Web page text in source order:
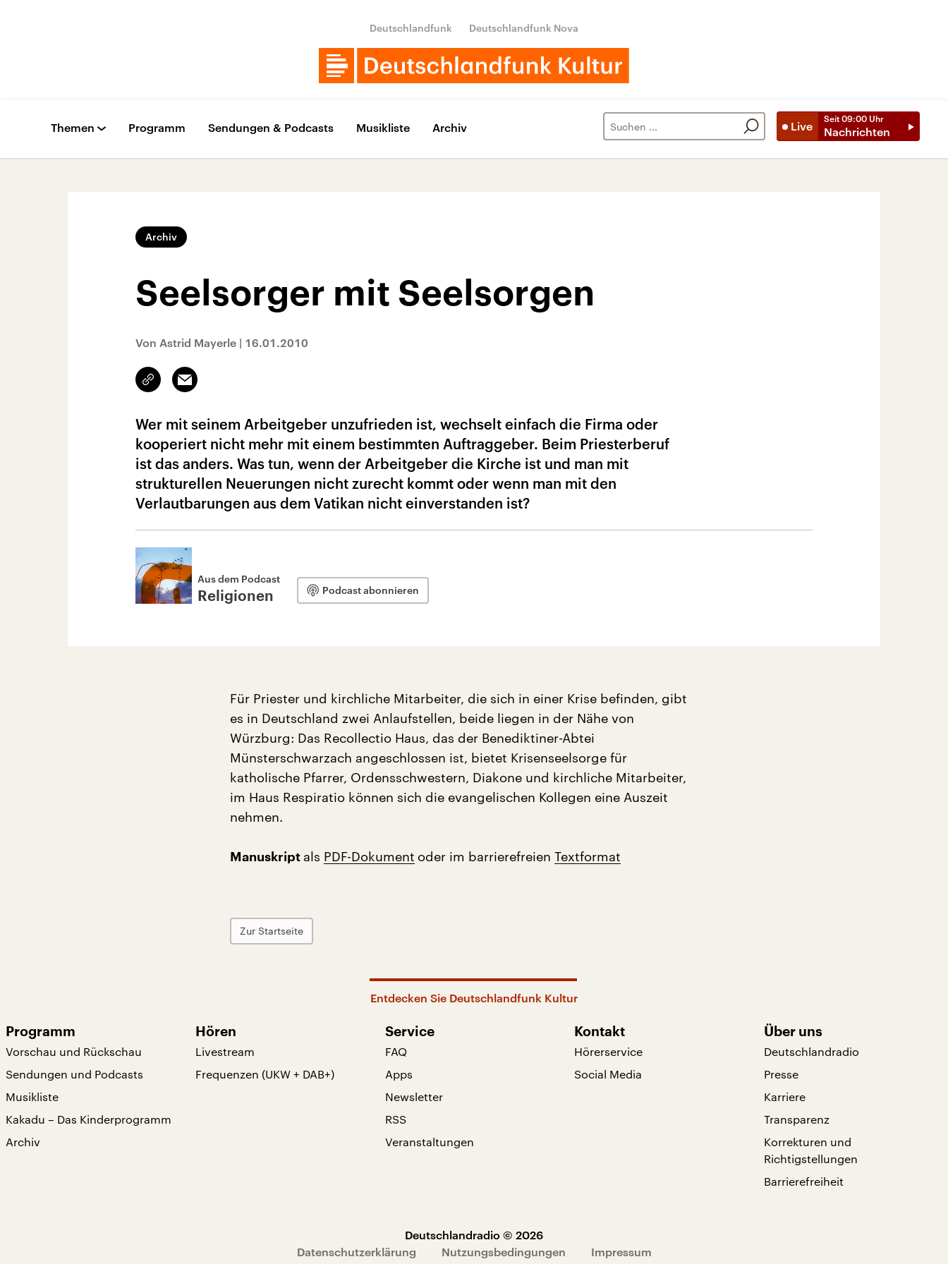
Deutschlandfunk Deutschlandfunk Nova
Live
Seit 09:00 Uhr
Nachrichten
Themen Programm Sendungen & Podcasts Musikliste Archiv
Archiv
Seelsorger mit Seelsorgen
Von Astrid Mayerle | 16.01.2010
Link
kopieren/teilen
Email
Wer mit seinem Arbeitgeber unzufrieden ist, wechselt einfach die Firma oder
kooperiert nicht mehr mit einem bestimmten Auftraggeber. Beim Priesterberuf
ist das anders. Was tun, wenn der Arbeitgeber die Kirche ist und man mit
strukturellen Neuerungen nicht zurecht kommt oder wenn man mit den
Verlautbarungen aus dem Vatikan nicht einverstanden ist?
Aus dem Podcast
Religionen Podcast abonnieren
Für Priester und kirchliche Mitarbeiter, die sich in einer Krise befinden, gibt
es in Deutschland zwei Anlaufstellen, beide liegen in der Nähe von
Würzburg: Das Recollectio Haus, das der Benediktiner-Abtei
Münsterschwarzach angeschlossen ist, bietet Krisenseelsorge für
katholische Pfarrer, Ordensschwestern, Diakone und kirchliche Mitarbeiter,
im Haus Respiratio können sich die evangelischen Kollegen eine Auszeit
nehmen.
Manuskript als PDF-Dokument oder im barrierefreien Textformat
Zur Startseite
Entdecken Sie Deutschlandfunk Kultur
Programm
Vorschau und Rückschau
Sendungen und Podcasts
Musikliste
Kakadu – Das Kinderprogramm
Archiv
Hören
Livestream
Frequenzen (UKW + DAB+)
Service
FAQ
Apps
Newsletter
RSS
Veranstaltungen
Kontakt
Hörerservice
Social Media
Über uns
Deutschlandradio
Presse
Karriere
Transparenz
Korrekturen und
Richtigstellungen
Barrierefreiheit
Deutschlandradio © 2026
Datenschutzerklärung
Nutzungsbedingungen
Impressum